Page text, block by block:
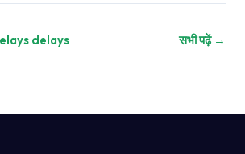
delays सभी पढ़ें →